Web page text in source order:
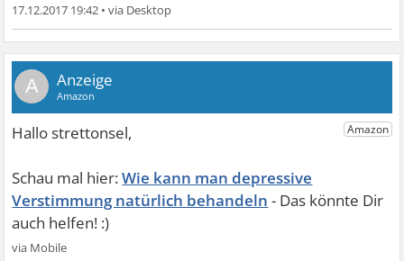
17.12.2017 19:42 •
A
Wie kann man depressive
Verstimmung natürlich behandeln